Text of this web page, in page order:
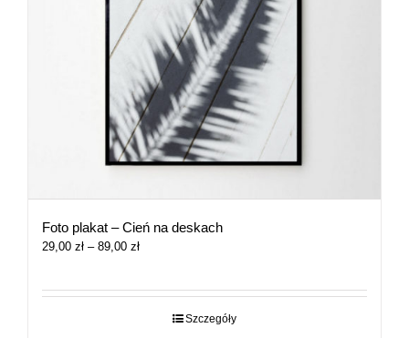
Foto plakat – Cień na deskach
29,00 zł – 89,00 złZakres
29,00 zł
Szczegóły